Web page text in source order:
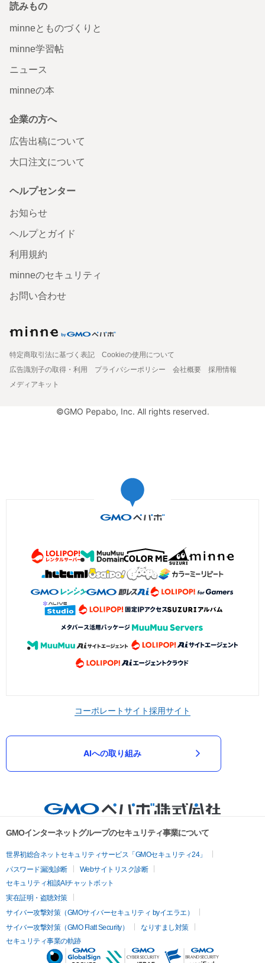
読みもの
minneとものづくりと
minne学習帖
ニュース
minneの本
企業の方へ
広告出稿について
大口注文について
ヘルプセンター
お知らせ
ヘルプとガイド
利用規約
minneのセキュリティ
お問い合わせ
特定商取引法に基づく表記
Cookieの使用について
広告識別子の取得・利用
プライバシーポリシー 会社概要
採用情報
メディアキット
©GMO Pepabo, Inc. All rights reserved.
コーポレートサイト採用サイト
AIへの取り組み
GMOインターネットグループのセキュリティ事業について
世界初総合ネットセキュリティサービス「GMOセキュリティ24」
パスワード漏洩診断
Webサイトリスク診断
セキュリティ相談AIチャットボット
実在証明・盗聴対策
サイバー攻撃対策（GMOサイバーセキュリティ byイエラエ）
サイバー攻撃対策（GMO Flatt Security）
なりすまし対策
セキュリティ事業の軌跡